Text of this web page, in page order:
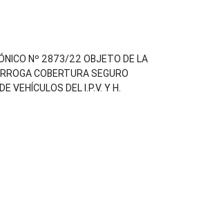
Nº 2873/22 OBJETO DE LA
COBERTURA SEGURO
VEHÍCULOS DEL I.P.V. Y H.